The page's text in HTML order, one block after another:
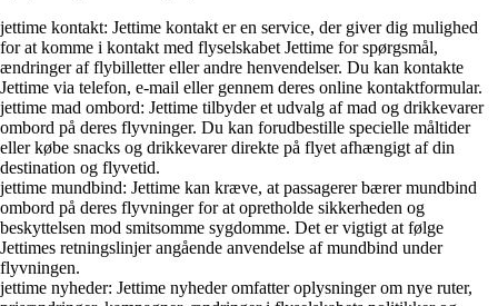
jettime kontakt: Jettime kontakt er en service, der giver dig mulighed
for at komme i kontakt med flyselskabet Jettime for spørgsmål,
ændringer af flybilletter eller andre henvendelser. Du kan kontakte
Jettime via telefon, e-mail eller gennem deres online kontaktformular.
jettime mad ombord: Jettime tilbyder et udvalg af mad og drikkevarer
ombord på deres flyvninger. Du kan forudbestille specielle måltider
eller købe snacks og drikkevarer direkte på flyet afhængigt af din
destination og flyvetid.
jettime mundbind: Jettime kan kræve, at passagerer bærer mundbind
ombord på deres flyvninger for at opretholde sikkerheden og
beskyttelsen mod smitsomme sygdomme. Det er vigtigt at følge
Jettimes retningslinjer angående anvendelse af mundbind under
flyvningen.
jettime nyheder: Jettime nyheder omfatter oplysninger om nye ruter,